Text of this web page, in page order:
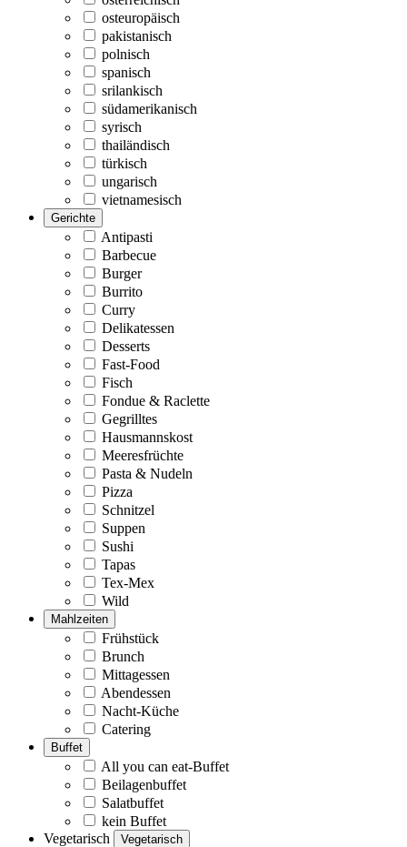
osteuropäisch
pakistanisch
polnisch
spanisch
srilankisch
südamerikanisch
syrisch
thailändisch
türkisch
ungarisch
vietnamesisch
Gerichte
Antipasti
Barbecue
Burger
Burrito
Curry
Delikatessen
Desserts
Fast-Food
Fisch
Fondue & Raclette
Gegrilltes
Hausmannskost
Meeresfrüchte
Pasta & Nudeln
Pizza
Schnitzel
Suppen
Sushi
Tapas
Tex-Mex
Wild
Mahlzeiten
Frühstück
Brunch
Mittagessen
Abendessen
Nacht-Küche
Catering
Buffet
All you can eat-Buffet
Beilagenbuffet
Salatbuffet
kein Buffet
Vegetarisch
Vegetarisch